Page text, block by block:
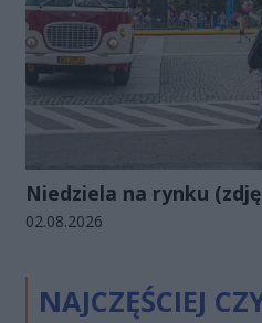
Niedziela na rynku
Data dodania galerii:
02.08.2026
NAJCZĘŚCIEJ